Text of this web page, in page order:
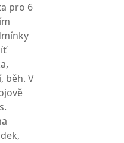
pro 6
běh. V